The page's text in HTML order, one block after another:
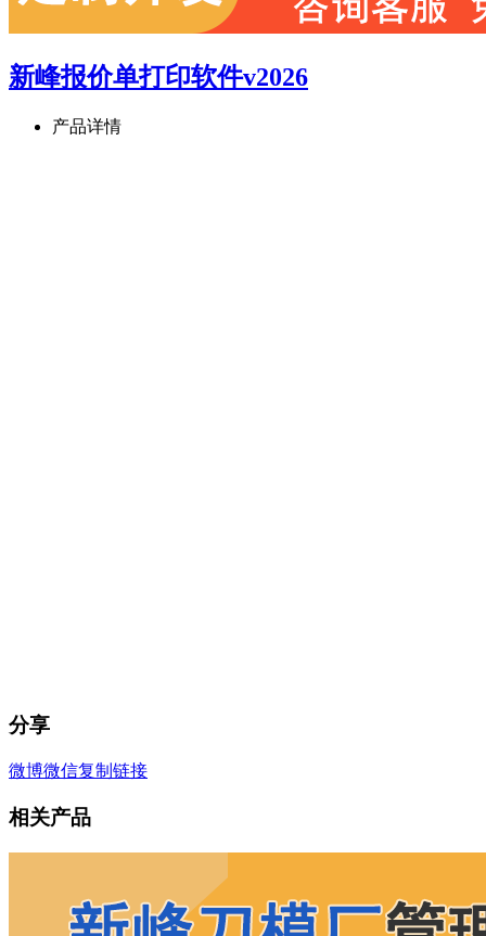
新峰报价单打印软件v2026
产品详情
分享
微博微信复制链接
相关产品